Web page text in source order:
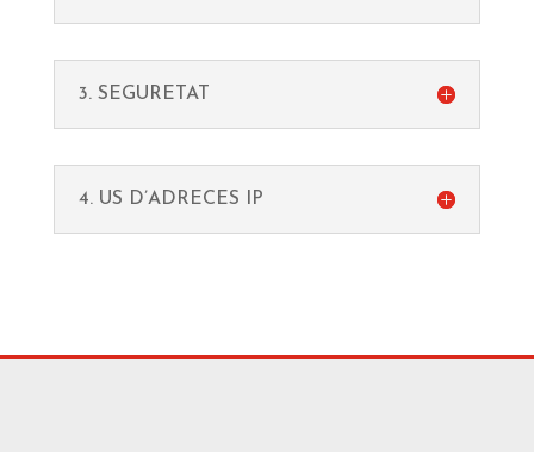
3. SEGURETAT
4. US D’ADRECES IP